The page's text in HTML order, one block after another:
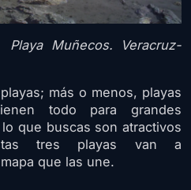
Playa Muñecos. Veracruz-
más o menos, playas
todo para grandes
que buscas son atractivos
tres playas van a
que las une.